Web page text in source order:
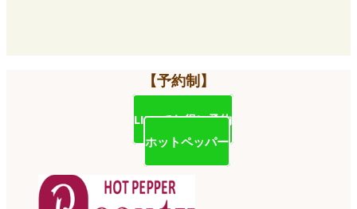
【予約制】
LINEでお得に予約
ホットペッパー